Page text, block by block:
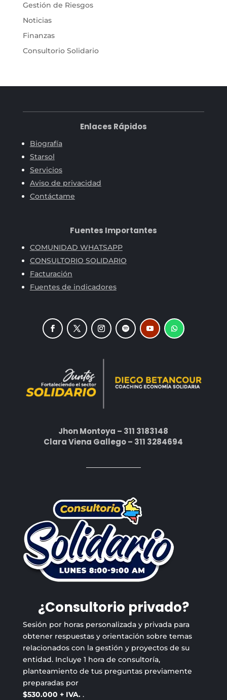
Gestión de Riesgos
Noticias
Finanzas
Consultorio Solidario
Enlaces Rápidos
Biografía
Starsol
Servicios
Aviso de privacidad
Contáctame
Fuentes Importantes
COMUNIDAD WHATSAPP
CONSULTORIO SOLIDARIO
Facturación
Fuentes de indicadores
Jhon Montoya – 311 3183148
Clara Viena Gallego – 311 3284694
¿Consultorio privado?
Sesión por horas personalizada y privada para
obtener respuestas y orientación sobre temas
relacionados con la gestión y proyectos de su
entidad. Incluye 1 hora de consultoría,
planteamiento de tus preguntas previamente
preparadas por
$530.000 + IVA. .